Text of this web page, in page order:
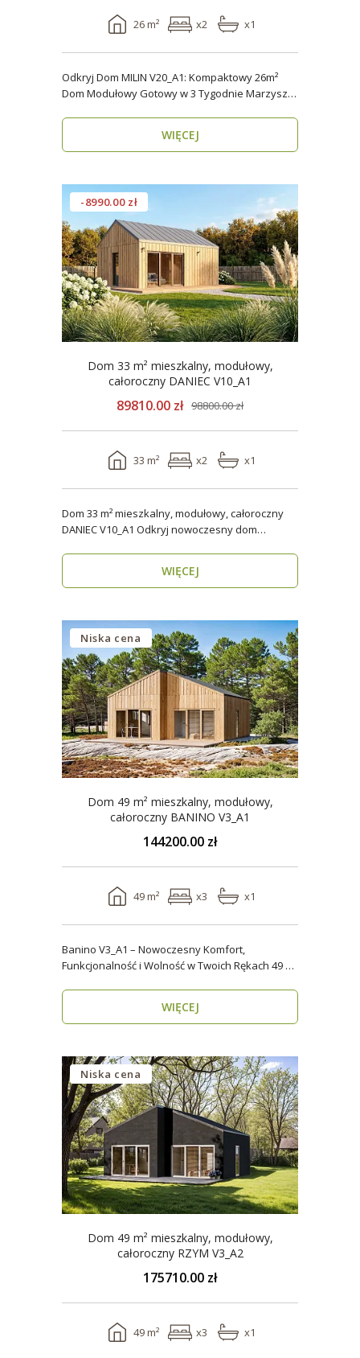
26 m² x2 x1
Odkryj Dom MILIN V20_A1: Kompaktowy 26m²
Dom Modułowy Gotowy w 3 Tygodnie Marzysz o
WIĘCEJ
-8990.00 zł
Dom 33 m² mieszkalny, modułowy,
całoroczny DANIEC V10_A1
89810.00 zł 98800.00 zł
33 m² x2 x1
Dom 33 m² mieszkalny, modułowy, całoroczny
DANIEC V10_A1 Odkryj nowoczesny dom
WIĘCEJ
Niska cena
Dom 49 m² mieszkalny, modułowy,
całoroczny BANINO V3_A1
144200.00 zł
49 m² x3 x1
Banino V3_A1 – Nowoczesny Komfort,
Funkcjonalność i Wolność w Twoich Rękach 49 m²
WIĘCEJ
Niska cena
Dom 49 m² mieszkalny, modułowy,
całoroczny RZYM V3_A2
175710.00 zł
49 m² x3 x1